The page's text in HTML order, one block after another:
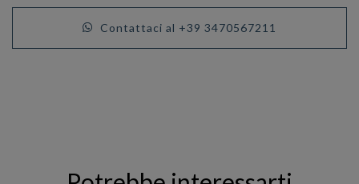
Contattaci al +39 3470567211